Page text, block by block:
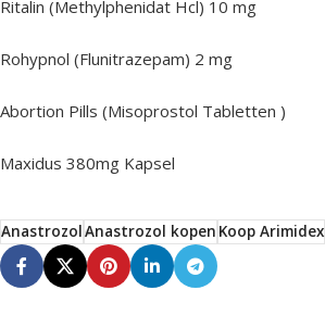
Ritalin (Methylphenidat Hcl) 10 mg
Rohypnol (Flunitrazepam) 2 mg
Abortion Pills (Misoprostol Tabletten )
Maxidus 380mg Kapsel
AnastrozolAnastrozol kopenKoop Arimidex